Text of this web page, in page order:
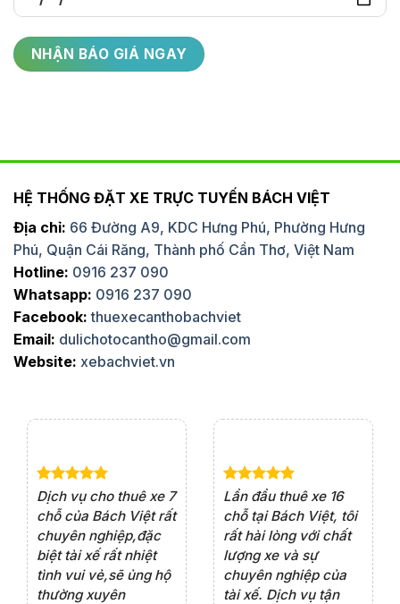
HỆ THỐNG ĐẶT XE TRỰC TUYẾN BÁCH VIỆT
Địa chỉ: 66 Đường A9, KDC Hưng Phú, Phường Hưng
Phú, Quận Cái Răng, Thành phố Cần Thơ, Việt Nam
Hotline: 0916 237 090
Whatsapp: 0916 237 090
Facebook: thuexecanthobachviet
Email: dulichotocantho@gmail.com
Website: xebachviet.vn
Dịch vụ cho thuê xe 7
chỗ của Bách Việt rất
chuyên nghiệp,đặc
biệt tài xế rất nhiệt
tình vui vẻ,sẽ ủng hộ
thường xuyên
Lần đầu thuê xe 16
chỗ tại Bách Việt, tôi
rất hài lòng với chất
lượng xe và sự
chuyên nghiệp của
tài xế. Dịch vụ tận